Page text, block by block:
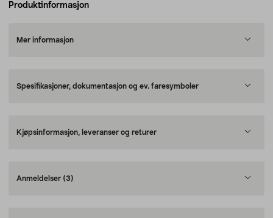
Produktinformasjon
Mer informasjon
Spesifikasjoner, dokumentasjon og ev. faresymboler
Kjøpsinformasjon, leveranser og returer
Anmeldelser (3)